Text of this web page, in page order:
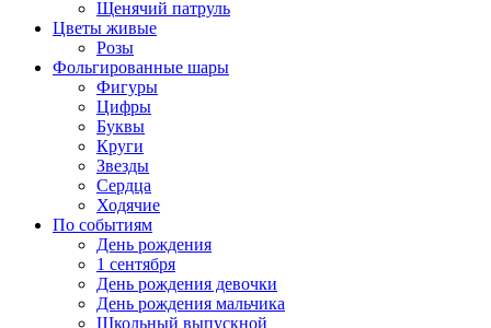
Щенячий патруль
Цветы живые
Розы
Фольгированные шары
Фигуры
Цифры
Буквы
Круги
Звезды
Сердца
Ходячие
По событиям
День рождения
1 сентября
День рождения девочки
День рождения мальчика
Школьный выпускной